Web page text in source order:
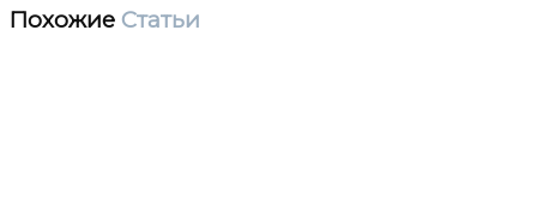
Похожие Статьи